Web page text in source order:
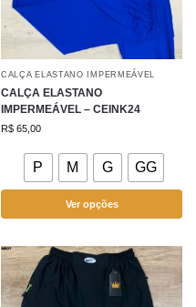
CALÇA ELASTANO IMPERMEÁVEL
CALÇA ELASTANO
IMPERMEÁVEL – CEINK24
R$ 65,00
P M G GG
Ver opções